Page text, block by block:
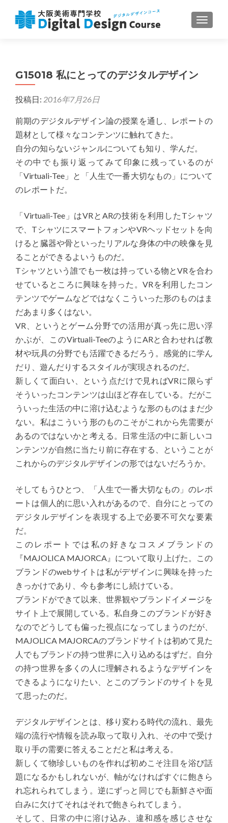
ナビゲ
G15018 私にとってのデジタルデザイン
投稿日: 2016年7月26日
前期のデジタルデザイン論の授業を通し、レポートの
題材として様々なコンテンツに触れてきた。
自分の知らないジャンルについても知り、学んだ。
その中でも振り返ってみて印象に残っているのが
「Virtuali-Tee」と「人生で一番大切なもの」について
のレポートだ。
「Virtuali-Tee」はVRとARの技術を利用したTシャツ
で、TシャツにスマートフォンやVRヘッドセットを向
けると臓器や骨といったリアルな身体の中の映像を見
ることができるよいうものだ。
Tシャツという誰でも一枚は持っている物とVRを合わ
せているところに興味を持った。VRを利用したコン
テンツでゲームなどではなくこういった形のものはま
だあまり多くはない。
VR、というとゲーム分野での活用が真っ先に思い浮
かぶが、このVirtuali-TeeのようにARと合わせれば教
材や玩具の分野でも活躍できるだろう。感覚的に学ん
だり、遊んだりするスタイルが実現されるのだ。
新しくて面白い、という点だけで見ればVRに限らず
そういったコンテンツは山ほど存在している。だがこ
ういった生活の中に溶け込むような形のものはまだ少
ない。私はこういう形のものこそがこれから先需要が
あるのではないかと考える。日常生活の中に新しいコ
ンテンツが自然に当たり前に存在する、ということが
これからのデジタルデザインの形ではないだろうか。
そしてもうひとつ、「人生で一番大切なもの」のレポ
ートは個人的に思い入れがあるので、自分にとっての
デジタルデザインを表現する上で必要不可欠な要素
だ。
このレポートでは私の好きなコスメブランドの
『MAJOLICA MAJORCA』について取り上げた。この
ブランドのwebサイトは私がデザインに興味を持った
きっかけであり、今も参考にし続けている。
ブランドができて以来、世界観やブランドイメージを
サイト上で展開している。私自身このブランドが好き
なのでどうしても偏った視点になってしまうのだが、
MAJOLICA MAJORCAのブランドサイトは初めて見た
人でもブランドの持つ世界に入り込めるはずだ。自分
の持つ世界を多くの人に理解されるようなデザインを
できるようになりたい、とこのブランドのサイトを見
て思ったのだ。
デジタルデザインとは、移り変わる時代の流れ、最先
端の流行や情報を読み取って取り入れ、その中で受け
取り手の需要に答えることだと私は考える。
新しくて物珍しいものを作れば初めこそ注目を浴び話
題になるかもしれないが、軸がなければすぐに飽きら
れ忘れられてしまう。逆にずっと同じでも新鮮さや面
白みに欠けてそれはそれで飽きられてしまう。
そして、日常の中に溶け込み、違和感を感じさせな